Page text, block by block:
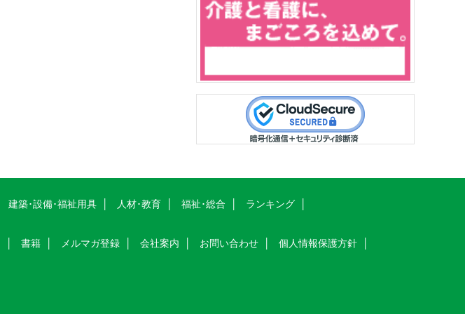
建築･設備･福祉用具 人材･教育 福祉･総合
ランキング
書籍 メルマガ登録 会社案内 お問い合わせ
個人情報保護方針